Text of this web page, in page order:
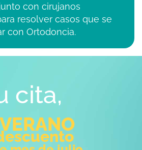
con cirujanos
resolver casos que se
con Ortodoncia.
cita,